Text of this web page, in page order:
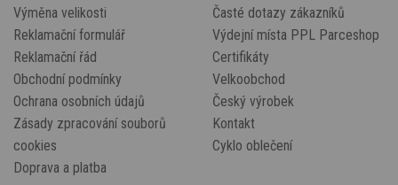
Výměna velikosti
Reklamační formulář
Reklamační řád
Obchodní podmínky
Ochrana osobních údajů
Zásady zpracování souborů
cookies
Doprava a platba
Časté dotazy zákazníků
Výdejní místa PPL Parceshop
Certifikáty
Velkoobchod
Český výrobek
Kontakt
Cyklo oblečení